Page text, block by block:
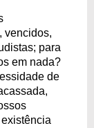
vencidos,
para
em nada?
de